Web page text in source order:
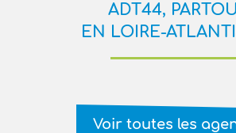
ADT44,
EN LOIRE-
Voir toutes les